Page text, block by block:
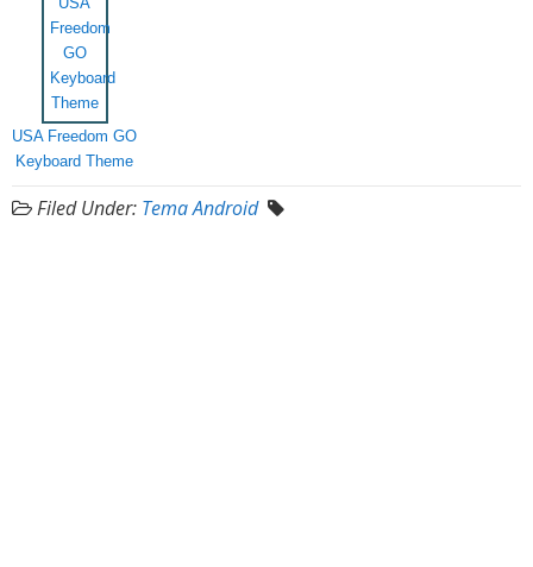
USA Freedom GO
Keyboard Theme
Filed Under: Tema Android